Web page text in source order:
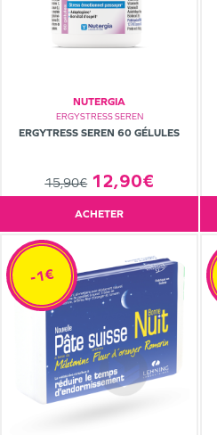
NUTERGIA
ERGYSTRESS SEREN
ERGYTRESS SEREN 60 GÉLULES
15,90€ 12,90€
ACHETER
-1€